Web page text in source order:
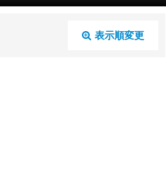
表示順変更